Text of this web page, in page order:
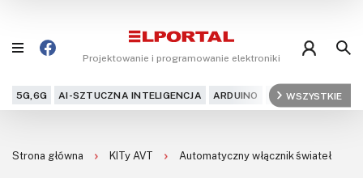
Projektowanie i programowanie elektroniki
5G,6G AI-SZTUCZNA INTELIGENCJA ARDUINO ARM AUDIO
WSZYSTKIE
Strona główna KITy AVT Automatyczny włącznik świateł